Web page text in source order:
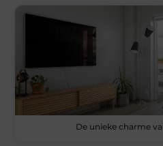
De unieke charme